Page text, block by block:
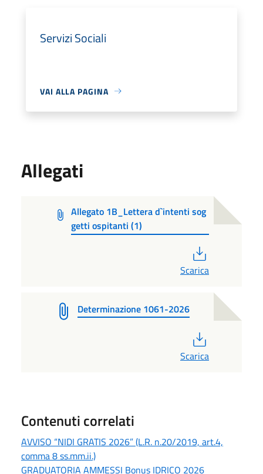
Servizi Sociali
VAI ALLA PAGINA
Allegati
Allegato 1B_Lettera d`intenti sog
getti ospitanti (1)
Scarica
Determinazione 1061-2026
Scarica
Contenuti correlati
AVVISO “NIDI GRATIS 2026” (L.R. n.20/2019, art.4,
comma 8 ss.mm.ii.)
GRADUATORIA AMMESSI Bonus IDRICO 2026